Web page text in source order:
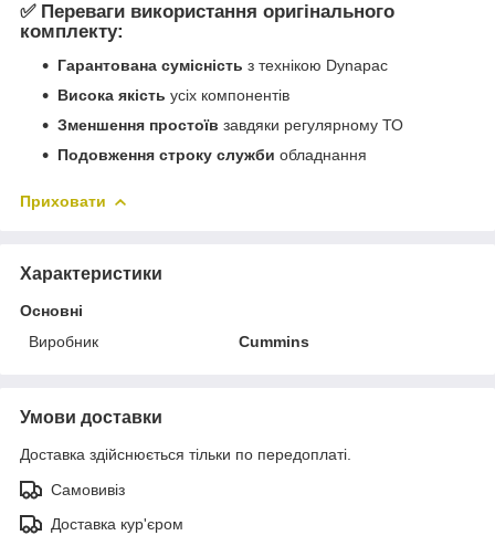
✅ Переваги використання оригінального
комплекту:
Гарантована сумісність з технікою Dynapac
Висока якість усіх компонентів
Зменшення простоїв завдяки регулярному ТО
Подовження строку служби обладнання
Приховати
Характеристики
Основні
Виробник
Cummins
Умови доставки
Доставка здійснюється тільки по передоплаті.
Самовивіз
Доставка кур'єром